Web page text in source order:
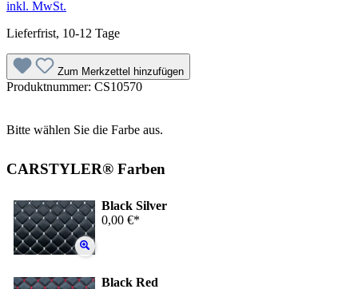
inkl. MwSt.
Lieferfrist, 10-12 Tage
Zum Merkzettel hinzufügen
Produktnummer: CS10570
Bitte wählen Sie die Farbe aus.
CARSTYLER® Farben
Black Silver
0,00 €*
Black Red